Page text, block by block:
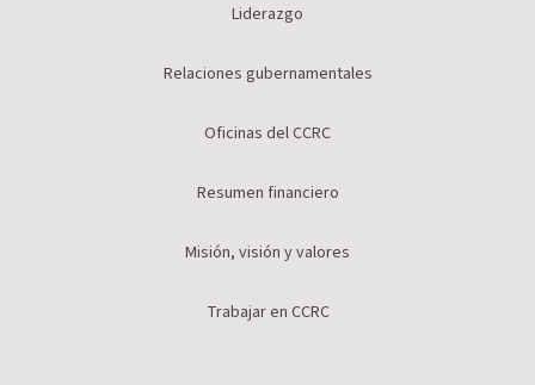
Liderazgo
Relaciones gubernamentales
Oficinas del CCRC
Resumen financiero
Misión, visión y valores
Trabajar en CCRC